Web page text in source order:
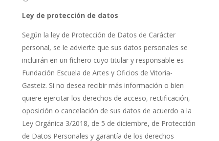
Ley de protección de datos
Según la ley de Protección de Datos de Carácter
personal, se le advierte que sus datos personales se
incluirán en un fichero cuyo titular y responsable es
Fundación Escuela de Artes y Oficios de Vitoria-
Gasteiz. Si no desea recibir más información o bien
quiere ejercitar los derechos de acceso, rectificación,
oposición o cancelación de sus datos de acuerdo a la
Ley Orgánica 3/2018, de 5 de diciembre, de Protección
de Datos Personales y garantía de los derechos